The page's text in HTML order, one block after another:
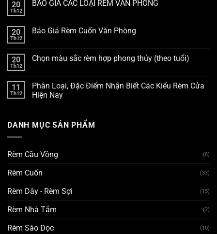
20
Th12
BÁO GIÁ CÁC LOẠI RÈM VĂN PHÒNG
20
Th12
Báo Giá Rèm Cuốn Văn Phòng
20
Th12
Chọn màu sắc rèm hợp phong thủy (theo tuổi)
11
Th12
Phân Loại, Đặc Điểm Nhận Biết Các Kiểu Rèm Cửa
Hiện Nay
DANH MỤC SẢN PHẨM
Rèm Cầu Vồng (8)
Rèm Cuốn (33)
Rèm Dây - Rèm Sợi (15)
Rèm Nhà Tắm (2)
Rèm Sáo Dọc (10)